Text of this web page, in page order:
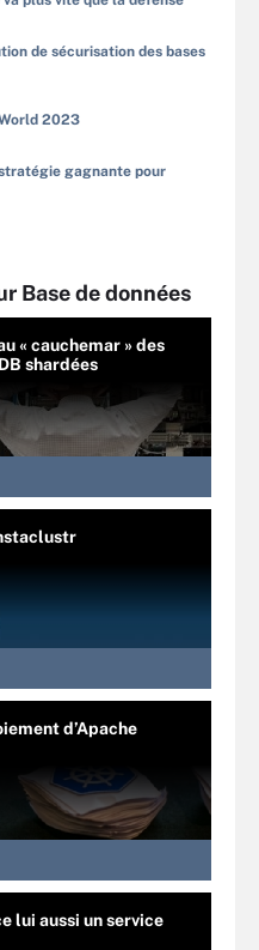
de sécurisation des bases
2023
gagnante pour
Base de données
« cauchemar » des
shardées
d’Apache
lui aussi un service